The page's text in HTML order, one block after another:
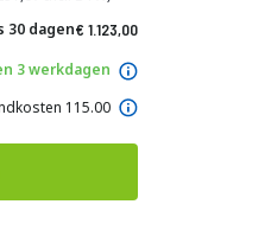
30 dagen
Normale
1.123,00
3 werkdagen
115.00